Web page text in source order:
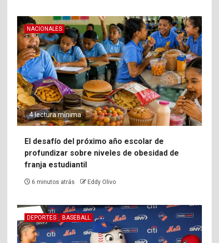
NACIONALES
4 lectura mínima
El desafío del próximo año escolar de
profundizar sobre niveles de obesidad de
franja estudiantil
6 minutos atrás Eddy Olivo
DEPORTES BASEBALL